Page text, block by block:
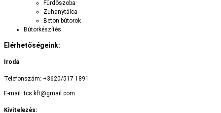
Fürdőszoba
Zuhanytálca
Beton bútorok
Bútorkészítés
Elérhetőségeink:
Iroda
Telefonszám: +3620/517 1891
E-mail: tcs.kft@gmail.com
Kivitelezés: